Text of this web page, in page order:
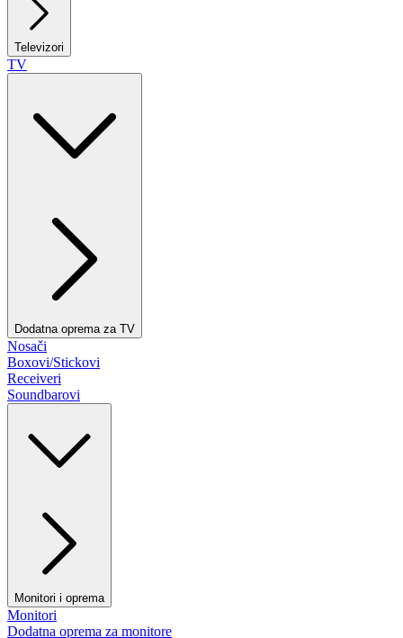
Televizori
TV
Dodatna oprema za TV
Nosači
Boxovi/Stickovi
Receiveri
Soundbarovi
Monitori i oprema
Monitori
Dodatna oprema za monitore